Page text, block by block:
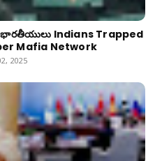
Indians Trapped
Mafia Network
2025